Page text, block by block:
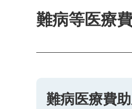
難病等医療
難病医療費